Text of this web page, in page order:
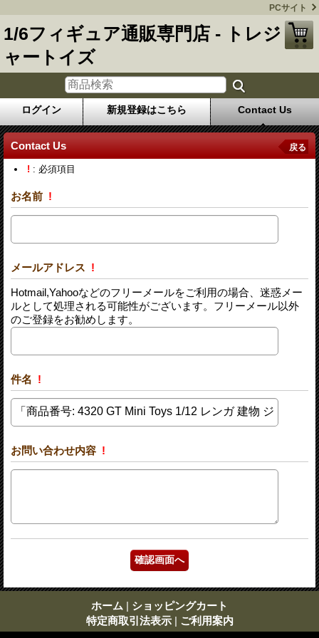
PCサイト
1/6フィギュア通販専門店 - トレジ
ャートイズ
ログイン 新規登録はこちら Contact Us
Contact Us 戻る
! : 必須項目
お名前 !
メールアドレス !
Hotmail,Yahooなどのフリーメールをご利用の場合、迷惑メー
ルとして処理される可能性がございます。フリーメール以外
のご登録をお勧めします。
件名 !
お問い合わせ内容 !
ホーム | ショッピングカート
特定商取引法表示 | ご利用案内